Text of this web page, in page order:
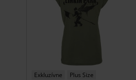
Exkluzívne Plus Size